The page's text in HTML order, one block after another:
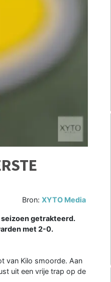
Bron:XYTO Media
seizoen getrakteerd.
met 2-0.
van Kilo smoorde. Aan
uit een vrije trap op de